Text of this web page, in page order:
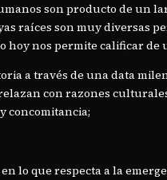
son producto de un
raíces son muy diversas
hoy nos permite calificar de
a través de una data
con razones
concomitancia;
lo que respecta a la